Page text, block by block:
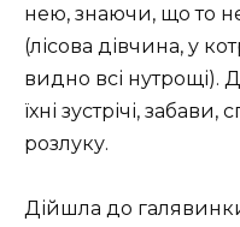
нею, знаючи, що то
(лісова дівчина, у
видно всі нутрощі).
їхні зустрічі,
розлуку.
Дійшла до